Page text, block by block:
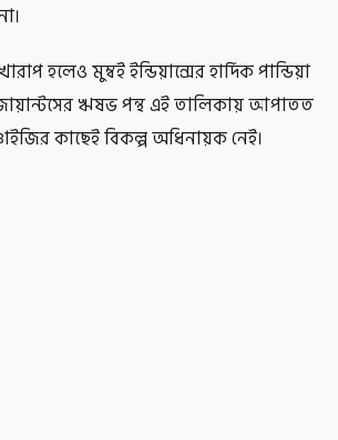
হলেও মুম্বই ইন্ডিয়ান্সের হার্দিক পান্ডিয়া
ঋষভ পন্থ এই তালিকায় আপাতত
কাছেই বিকল্প অধিনায়ক নেই।